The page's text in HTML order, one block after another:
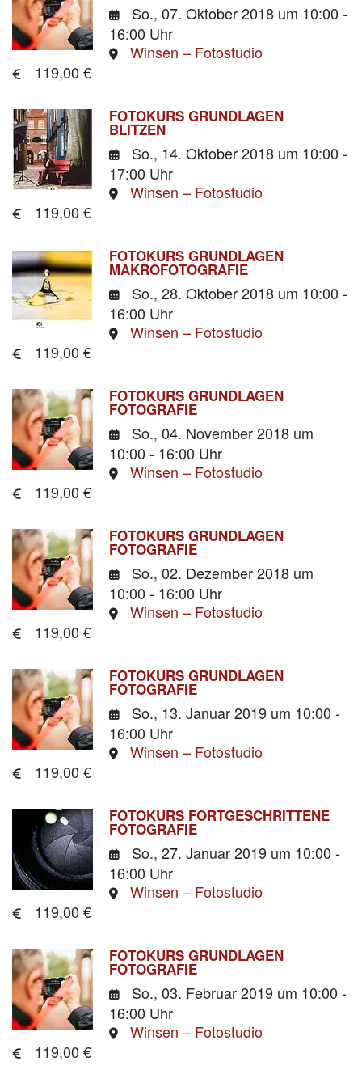
So., 07. Oktober 2018 um 10:00 -
16:00 Uhr
Winsen – Fotostudio
119,00 €
FOTOKURS GRUNDLAGEN
BLITZEN
So., 14. Oktober 2018 um 10:00 -
17:00 Uhr
Winsen – Fotostudio
119,00 €
FOTOKURS GRUNDLAGEN
MAKROFOTOGRAFIE
So., 28. Oktober 2018 um 10:00 -
16:00 Uhr
Winsen – Fotostudio
119,00 €
FOTOKURS GRUNDLAGEN
FOTOGRAFIE
So., 04. November 2018 um
10:00 - 16:00 Uhr
Winsen – Fotostudio
119,00 €
FOTOKURS GRUNDLAGEN
FOTOGRAFIE
So., 02. Dezember 2018 um
10:00 - 16:00 Uhr
Winsen – Fotostudio
119,00 €
FOTOKURS GRUNDLAGEN
FOTOGRAFIE
So., 13. Januar 2019 um 10:00 -
16:00 Uhr
Winsen – Fotostudio
119,00 €
FOTOKURS FORTGESCHRITTENE
FOTOGRAFIE
So., 27. Januar 2019 um 10:00 -
16:00 Uhr
Winsen – Fotostudio
119,00 €
FOTOKURS GRUNDLAGEN
FOTOGRAFIE
So., 03. Februar 2019 um 10:00 -
16:00 Uhr
Winsen – Fotostudio
119,00 €